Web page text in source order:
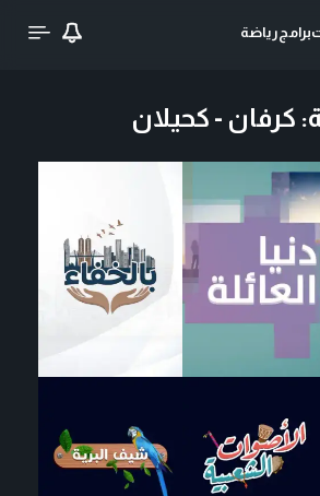
برامج رياضة
: كرفان - كحيلان